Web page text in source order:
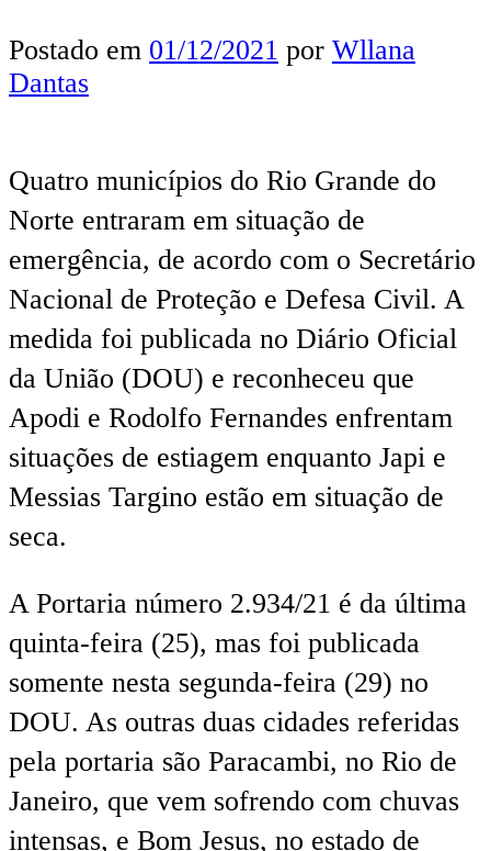
Postado em 01/12/2021 por Wllana
Dantas
Quatro municípios do Rio Grande do
Norte entraram em situação de
emergência, de acordo com o Secretário
Nacional de Proteção e Defesa Civil. A
medida foi publicada no Diário Oficial
da União (DOU) e reconheceu que
Apodi e Rodolfo Fernandes enfrentam
situações de estiagem enquanto Japi e
Messias Targino estão em situação de
seca.
A Portaria número 2.934/21 é da última
quinta-feira (25), mas foi publicada
somente nesta segunda-feira (29) no
DOU. As outras duas cidades referidas
pela portaria são Paracambi, no Rio de
Janeiro, que vem sofrendo com chuvas
intensas, e Bom Jesus, no estado de